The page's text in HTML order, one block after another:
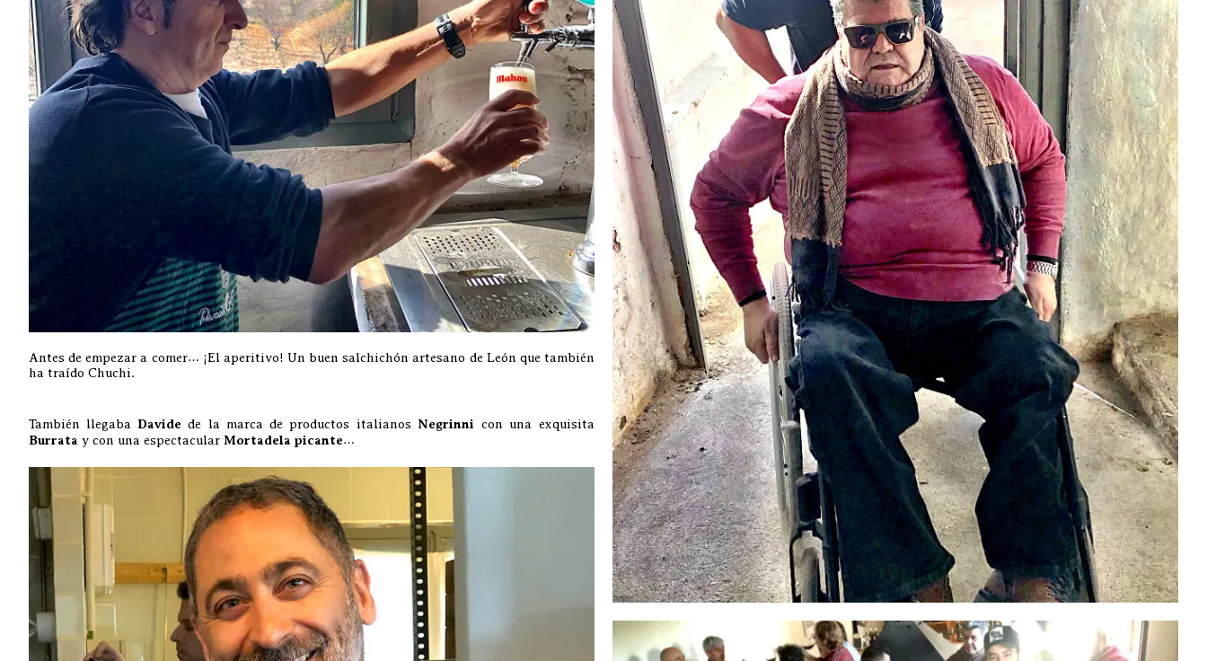
Antes de empezar a comer… ¡El aperitivo! Un buen salchichón artesano de León que también
ha traído Chuchi.
También llegaba Davide de la marca de productos italianos Negrinni con una exquisita
Burrata y con una espectacular Mortadela picante…